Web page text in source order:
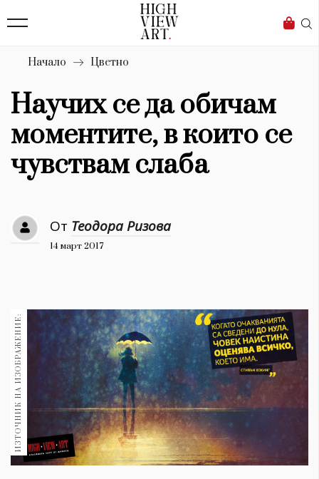
Бизнес
Мода
Dialogue
Изкуство
4339
Красота
Дизайн
Книги
30+ 1970
Гурме 1709
Пътувай
Здраве 389
Начало Цветно
Научих се да обичам
моментите, в които се
чувствам слаба
От Теодора Ризова
14 март 2017
ИЗТОЧНИК НА ИЗОБРАЖЕНИЕ: